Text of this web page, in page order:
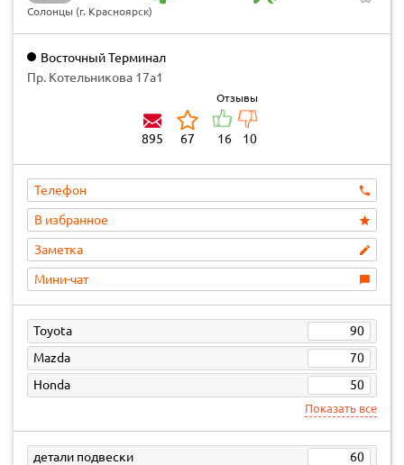
Солонцы (г. Красноярск)
Восточный Терминал
Пр. Котельникова 17а1
895 67
Отзывы
16 10
Телефон
В избранное
Заметка
Мини-чат
Toyota
90
Mazda
70
Honda
50
Показать все
детали подвески
60